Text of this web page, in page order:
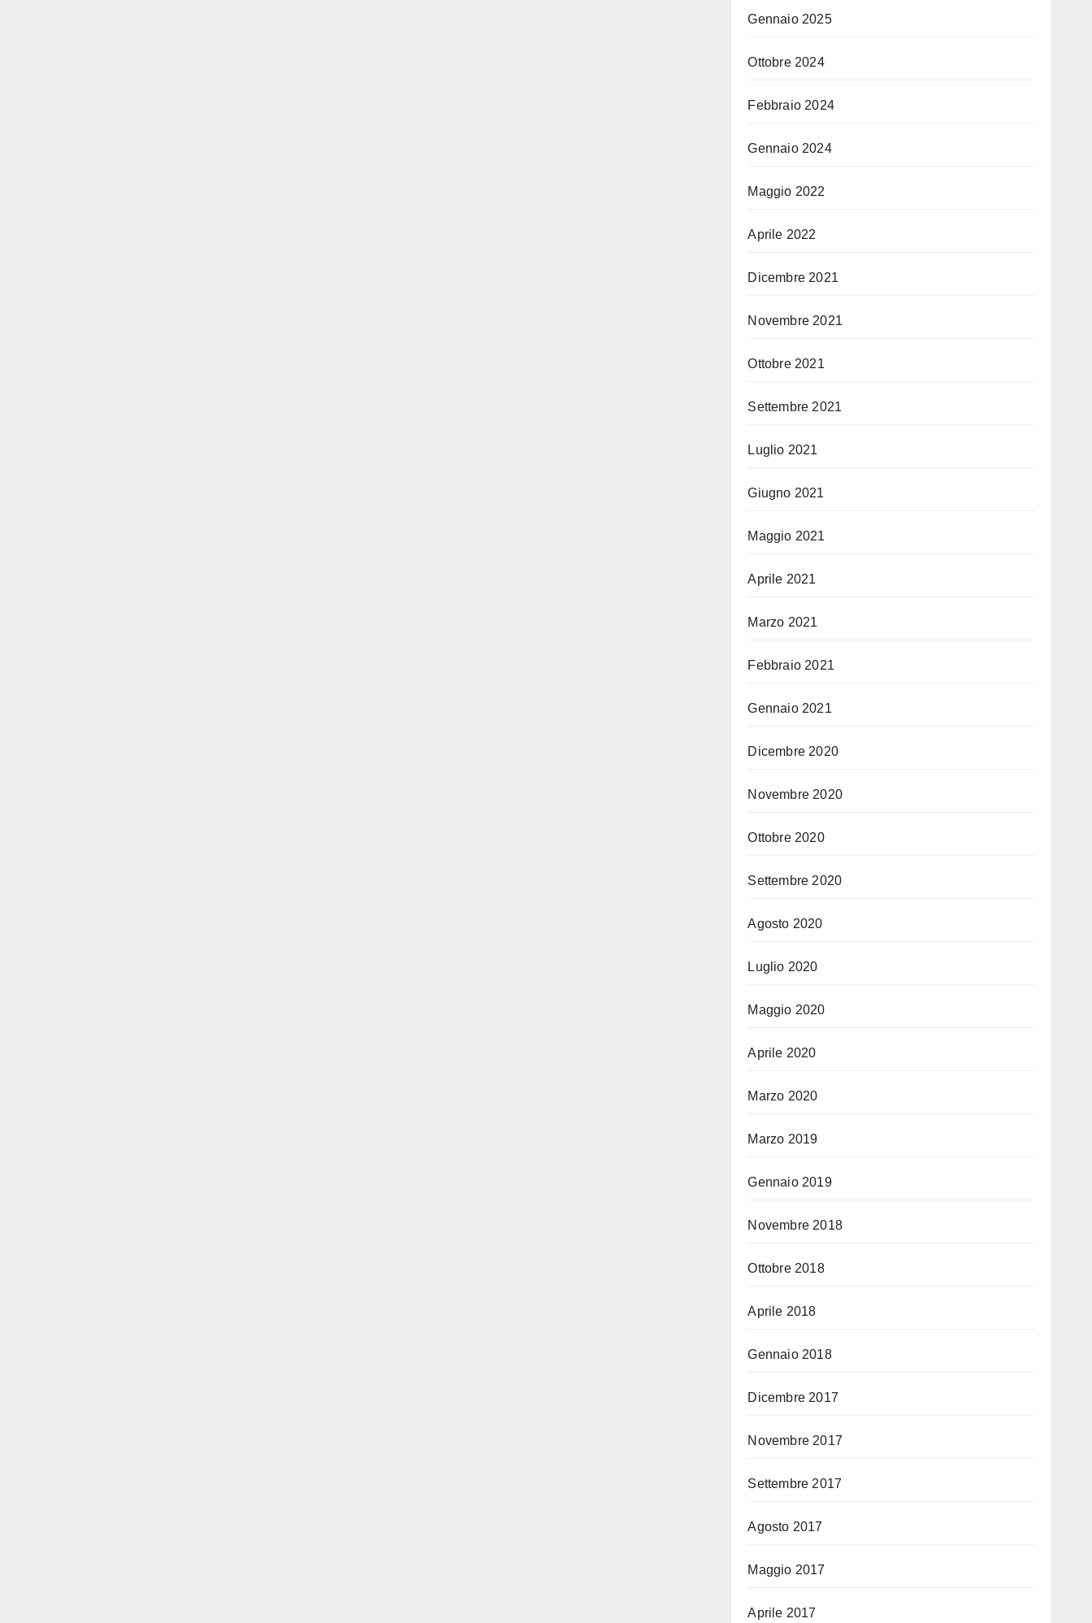
Gennaio 2025
Ottobre 2024
Febbraio 2024
Gennaio 2024
Maggio 2022
Aprile 2022
Dicembre 2021
Novembre 2021
Ottobre 2021
Settembre 2021
Luglio 2021
Giugno 2021
Maggio 2021
Aprile 2021
Marzo 2021
Febbraio 2021
Gennaio 2021
Dicembre 2020
Novembre 2020
Ottobre 2020
Settembre 2020
Agosto 2020
Luglio 2020
Maggio 2020
Aprile 2020
Marzo 2020
Marzo 2019
Gennaio 2019
Novembre 2018
Ottobre 2018
Aprile 2018
Gennaio 2018
Dicembre 2017
Novembre 2017
Settembre 2017
Agosto 2017
Maggio 2017
Aprile 2017